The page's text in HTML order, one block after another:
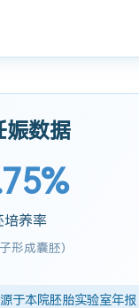
娠数据
培养率
形成囊胚)
于本院胚胎实验室年报